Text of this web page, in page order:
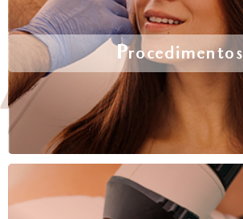
Procedimentos